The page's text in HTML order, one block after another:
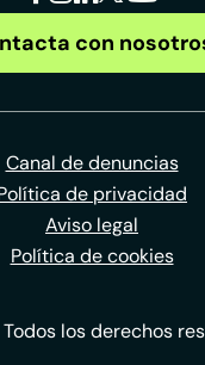
con
Canal de denuncias
de privacidad
Aviso legal
Política de cookies
los derechos